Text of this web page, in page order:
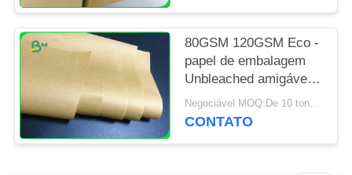
80GSM 120GSM Eco -
papel de embalagem
Unbleached amigável
para pacotes do
alimento
Negociável MOQ:De 10 toneladas para o tamanho especial & a 1 tonelada para o tamanho padrão
CONTATO